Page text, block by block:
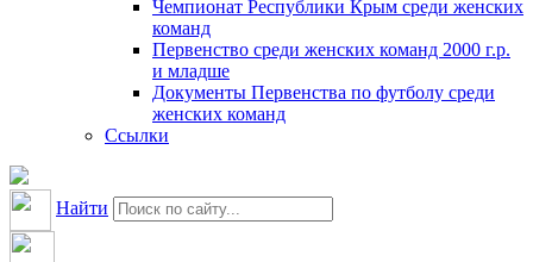
Чемпионат Республики Крым среди женских
команд
Первенство среди женских команд 2000 г.р.
и младше
Документы Первенства по футболу среди
женских команд
Ссылки
Найти